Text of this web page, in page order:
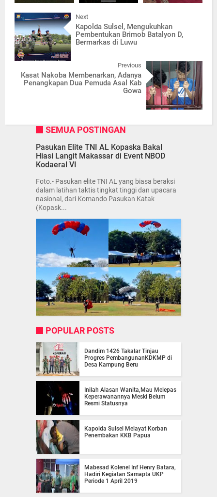
Next
Kapolda Sulsel, Mengukuhkan
Pembentukan Brimob Batalyon D,
Bermarkas di Luwu
Previous
Kasat Nakoba Membenarkan, Adanya
Penangkapan Dua Pemuda Asal Kab
Gowa
SEMUA POSTINGAN
Pasukan Elite TNI AL Kopaska Bakal
Hiasi Langit Makassar di Event NBOD
Kodaeral VI
Foto.- Pasukan elite TNI AL yang biasa beraksi
dalam latihan taktis tingkat tinggi dan upacara
nasional, dari Komando Pasukan Katak
(Kopask...
POPULAR POSTS
Dandim 1426 Takalar Tinjau
Progres PembangunanKDKMP di
Desa Kampung Beru
Inilah Alasan Wanita,Mau Melepas
Keperawanannya Meski Belum
Resmi Statusnya
Kapolda Sulsel Melayat Korban
Penembakan KKB Papua
Mabesad Kolenel Inf Henry Batara,
Hadiri Kegiatan Samapta UKP
Periode 1 April 2019